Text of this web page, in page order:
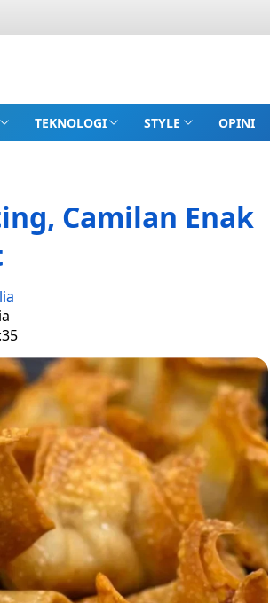
TEKNOLOGI STYLE OPINI
Camilan Enak